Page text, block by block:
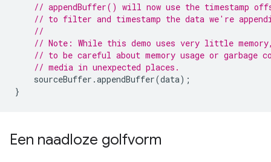
// appendBuffer() will now use the timestamp
// to filter and timestamp the data we're
//
// Note: While this demo uses very little memory,
// to be careful about memory usage or garbage
// media in unexpected places.
sourceBuffer .appendBuffer(data);
}
Een naadloze golfvorm